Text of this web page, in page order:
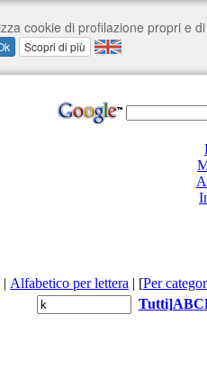
| Alfabetico per lettera | [Per
Tutti]ABC